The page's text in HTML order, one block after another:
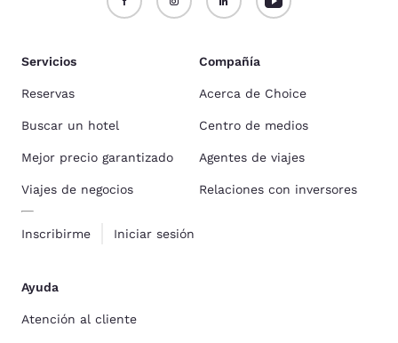
Servicios
Reservas
Buscar un hotel
Mejor precio garantizado
Viajes de negocios
Inscribirme Iniciar sesión
Compañía
Acerca de Choice
Centro de medios
Agentes de viajes
Relaciones con inversores
Ayuda
Atención al cliente